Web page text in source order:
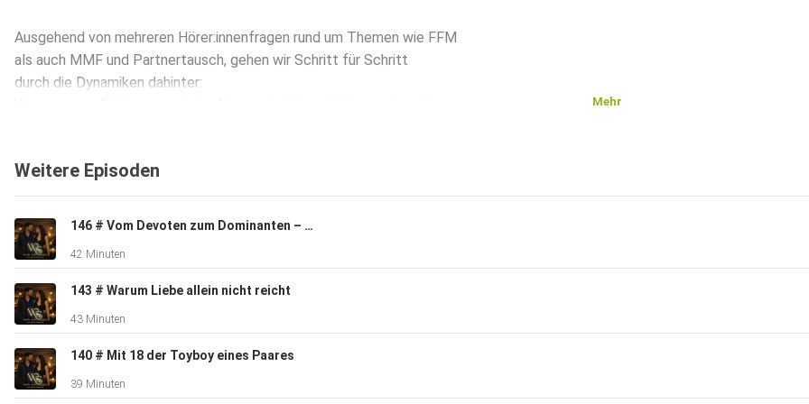
Ausgehend von mehreren Hörer:innenfragen rund um Themen wie FFM
als auch MMF und Partnertausch, gehen wir Schritt für Schritt
durch die Dynamiken dahinter:
schaffen kann.
Wir schauen darauf, was wirklich passiert:
Im Setting, in der Konstellation – aber vor allem im
Inneren.
Welche Rolle spielen Unsicherheit, Vergleich, Erwartung und die
wir eine Erfahrung im Nachhinein bewerten?
Mehr
Weitere Episoden
146 # Vom Devoten zum Dominanten – Wie sich Markus' Sexualität komplett verändert hat
42 Minuten
143 # Warum Liebe allein nicht reicht
43 Minuten
140 # Mit 18 der Toyboy eines Paares
39 Minuten